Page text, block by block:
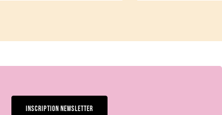
INSCRIPTION NEWSLETTER